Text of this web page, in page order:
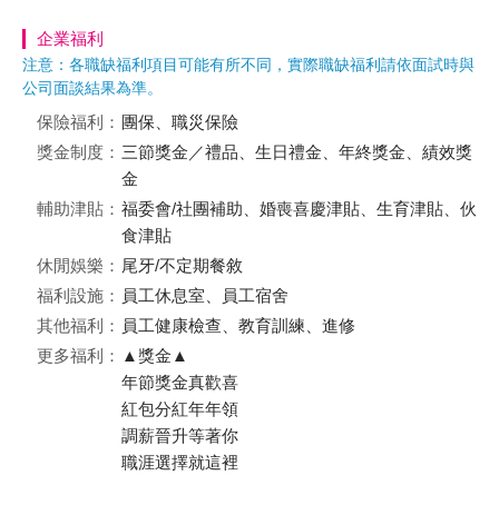
企業福利
注意：各職缺福利項目可能有所不同，實際職缺福利請依面試時與
公司面談結果為準。
保險福利： 團保、職災保險
獎金制度： 三節獎金／禮品、生日禮金、年終獎金、績效獎
金
輔助津貼： 福委會/社團補助、婚喪喜慶津貼、生育津貼、伙
食津貼
休閒娛樂： 尾牙/不定期餐敘
福利設施： 員工休息室、員工宿舍
其他福利： 員工健康檢查、教育訓練、進修
更多福利： ▲獎金▲
年節獎金真歡喜
紅包分紅年年領
調薪晉升等著你
職涯選擇就這裡